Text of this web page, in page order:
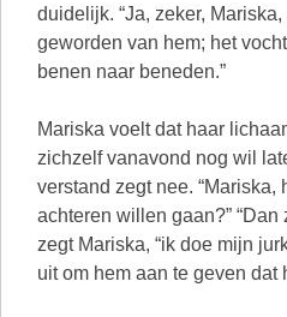
duidelijk. “Ja, zeker,
geworden van hem; het
benen naar beneden.”
Mariska voelt dat haar
zichzelf vanavond nog wil
verstand zegt nee. “Mariska,
achteren willen gaan?” “Dan
zegt Mariska, “ik doe mijn
uit om hem aan te geven dat